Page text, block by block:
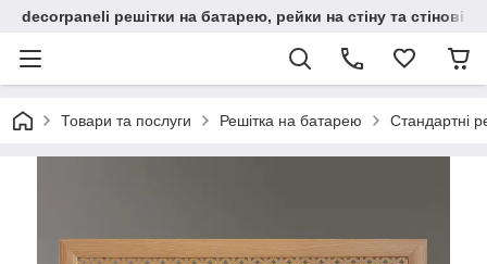
decorpaneli решітки на батарею, рейки на стіну та стінові
Товари та послуги Решітка на батарею Стандартні